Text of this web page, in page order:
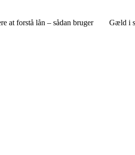
at forstå lån – sådan bruger
Gæld i